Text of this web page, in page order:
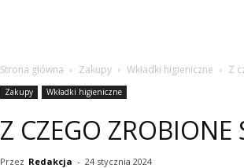
Strona główna Zakupy Wkładki higieniczne Z
Zakupy Wkładki higieniczne
Z CZEGO ZROBIONE
Przez Redakcja - 24 stycznia 2024